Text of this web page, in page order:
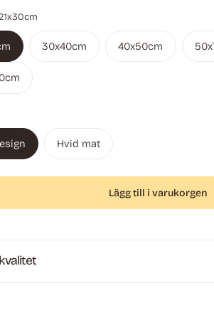
30x40cm 40x50cm
Hvid mat
Lägg till i varukorgen